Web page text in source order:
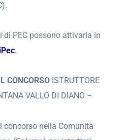
di PEC possono attivarla in
.
CONCORSO ISTRUTTORE
VALLO DI DIANO –
concorso nella Comunità